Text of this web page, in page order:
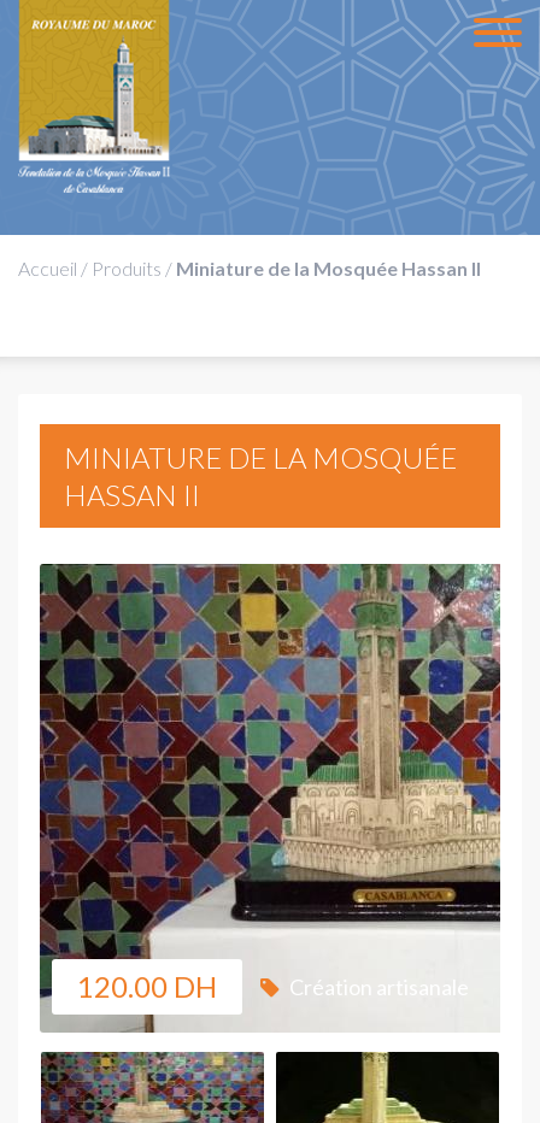
Accueil / Produits / Miniature de la Mosquée Hassan II
MINIATURE DE LA MOSQUÉE
HASSAN II
120.00 DH Création artisanale